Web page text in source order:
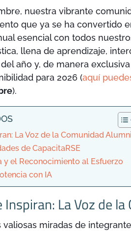
nuestra vibrante
que ya se ha convertido
esencial con todos
llena de aprendizaje,
año y, de manera
para 2026 (aquí
).
La Voz de la Comunidad
de CapacitaRSE
y el Reconocimiento al Esfuerzo
con IA
La Voz de
miradas de